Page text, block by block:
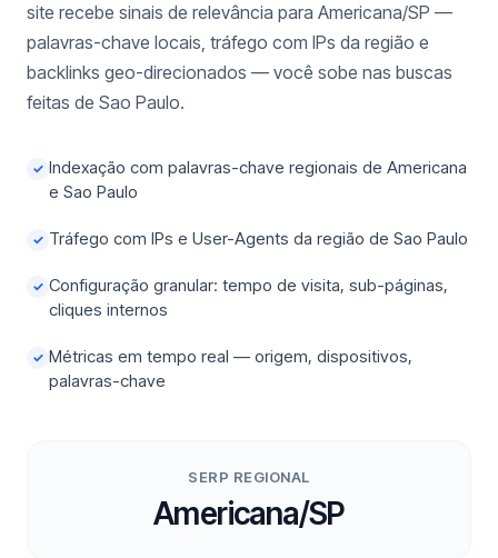
site recebe sinais de relevância para Americana/SP —
palavras-chave locais, tráfego com IPs da região e
backlinks geo-direcionados — você sobe nas buscas
feitas de Sao Paulo.
✓ Indexação com palavras-chave regionais de Americana
e Sao Paulo
✓ Tráfego com IPs e User-Agents da região de Sao Paulo
✓ Configuração granular: tempo de visita, sub-páginas,
cliques internos
✓ Métricas em tempo real — origem, dispositivos,
palavras-chave
SERP REGIONAL
Americana/SP